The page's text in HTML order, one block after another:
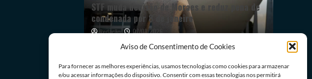
Aviso de Consentimento de Cookies
Para fornecer as melhores experiências, usamos tecnologias como cookies para armazenar
e/ou acessar informações do dispositivo. Consentir com essas tecnologias nos permitirá
STF muda decisão de Moraes e reduz pena de
condenada por 8 de janeiro
Redação 07/08/2026
em